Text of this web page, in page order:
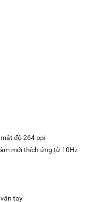
độ 264 ppi
mới thích ứng từ 10Hz
tay